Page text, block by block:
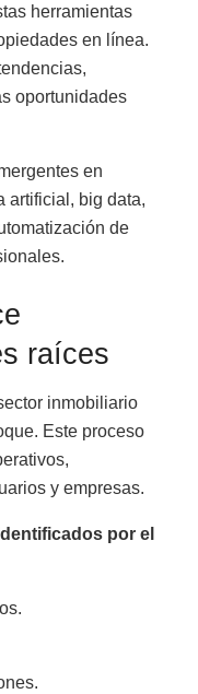
herramientas
en línea.
oportunidades
en
artificial, big data,
de
raíces
inmobiliario
Este proceso
y empresas.
por el